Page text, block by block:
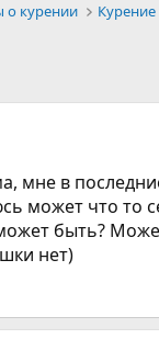
курении
мне в
может что то
быть?
нет)